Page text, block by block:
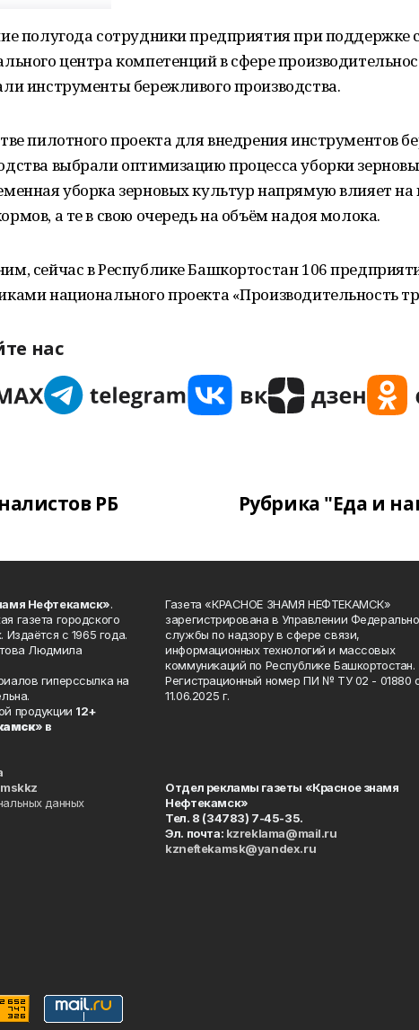
полугода сотрудники предприятия при поддержке
центра компетенций в сфере
инструменты бережливого производства.
пилотного проекта для внедрения инструментов
выбрали оптимизацию процесса уборки
уборка зерновых культур напрямую влияет на
а те в свою очередь на объём надоя молока.
сейчас в Республике Башкортостан 106
национального проекта «Производительность
нас
РБ Рубрика "Еда и
Нефтекамск».
газета городского
с 1965 года.
Людмила
гиперссылка на
продукции 12+
» в
данных
Газета «КРАСНОЕ ЗНАМЯ НЕФТЕКАМСК»
зарегистрирована в Управлении
службы по надзору в сфере связи,
информационных технологий и массовых
коммуникаций по Республике Башкортостан.
Регистрационный номер ПИ № ТУ 02 - 01880
11.06.2025 г.
Отдел рекламы газеты «Красное знамя
Нефтекамск»
Тел. 8 (34783) 7-45-35.
Эл. почта: kzreklama@mail.ru
kzneftekamsk@yandex.ru